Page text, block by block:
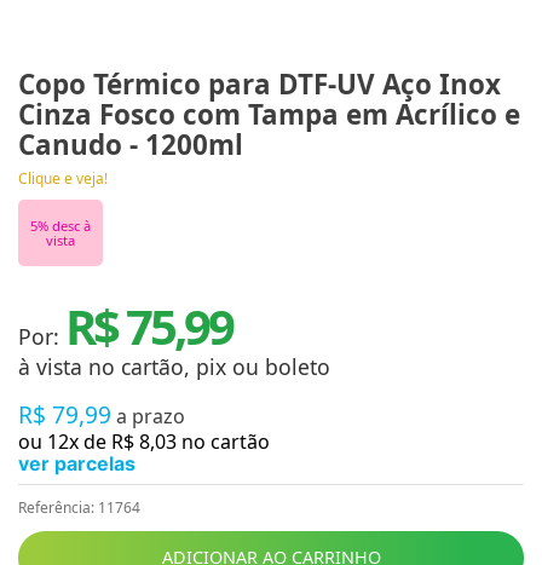
Copo Térmico para DTF-UV Aço Inox
Cinza Fosco com Tampa em Acrílico e
Canudo - 1200ml
Clique e veja!
5% desc à
vista
Por: R$ 75,99
à vista no cartão, pix ou boleto
R$ 79,99 a prazo
ou 12x de R$8,03 no cartão
ver parcelas
Referência: 11764
ADICIONAR AO CARRINHO